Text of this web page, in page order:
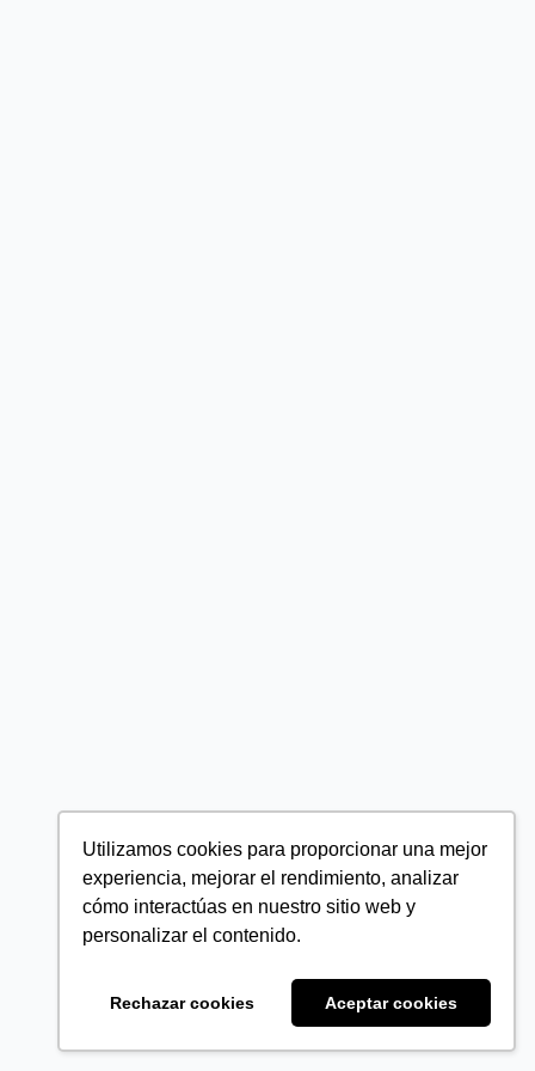
Utilizamos cookies para proporcionar una mejor
experiencia, mejorar el rendimiento, analizar
cómo interactúas en nuestro sitio web y
personalizar el contenido.
Rechazar cookies Aceptar cookies